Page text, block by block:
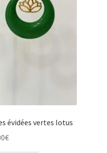
évidées vertes lotus
€